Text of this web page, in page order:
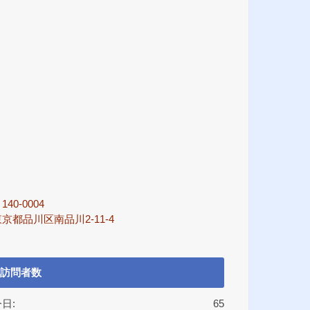
140-0004
京都品川区南品川2-11-4
訪問者数
65
: